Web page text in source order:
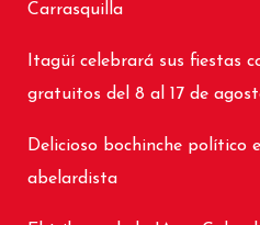
Carrasquilla
Itagüí celebrará sus fiestas
gratuitos del 8 al 17 de
Delicioso bochinche político
abelardista